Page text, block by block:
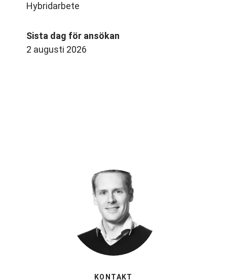
Hybridarbete
Sista dag för ansökan
2 augusti 2026
KONTAKT